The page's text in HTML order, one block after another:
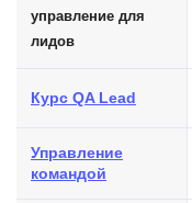
управление для
лидов
Курс QA Lead
Управление
командой